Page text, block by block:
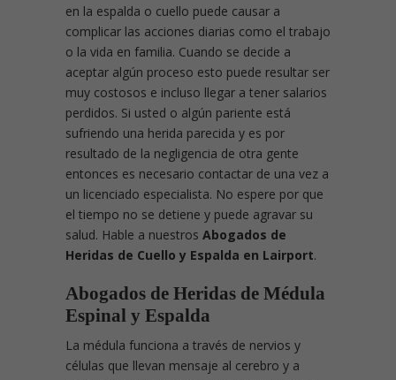
en la espalda o cuello puede causar a
complicar las acciones diarias como el trabajo
o la vida en familia. Cuando se decide a
aceptar algún proceso esto puede resultar ser
muy costosos e incluso llegar a tener salarios
perdidos. Si usted o algún pariente está
sufriendo una herida parecida y es por
resultado de la negligencia de otra gente
entonces es necesario contactar de una vez a
un licenciado especialista. No espere por que
el tiempo no se detiene y puede agravar su
salud. Hable a nuestros Abogados de
Heridas de Cuello y Espalda en Lairport.
Abogados de Heridas de Médula
Espinal y Espalda
La médula funciona a través de nervios y
células que llevan mensaje al cerebro y a